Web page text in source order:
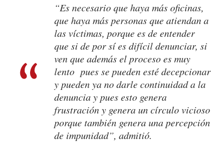
“Es necesario que haya más oficinas,
que haya más personas que atiendan a
las víctimas, porque es de entender
que si de por sí es difícil denunciar, si
ven que además el proceso es muy
lento pues se pueden esté decepcionar
y pueden ya no darle continuidad a la
denuncia y pues esto genera
frustración y genera un círculo vicioso
porque también genera una percepción
de impunidad”, admitió.